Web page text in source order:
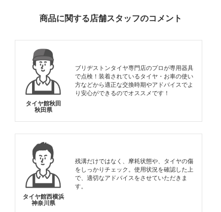
商品に関する店舗スタッフのコメント
タイヤ館秋田
秋田県
ブリヂストンタイヤ専門店のプロが専用器具
で点検！装着されているタイヤ・お車の使い
方などから適正な交換時期やアドバイスでよ
り安心ができるのでオススメです！
タイヤ館西横浜
神奈川県
残溝だけではなく、摩耗状態や、タイヤの傷
をしっかりチェック。使用状況を確認した上
で、適切なアドバイスをさせていただきま
す。